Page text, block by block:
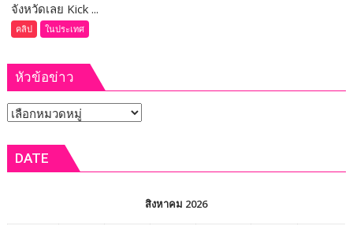
Off
จังหวัดเลย Kick ...
คลิป ในประเทศ
หัวข้อข่าว
หัวข้อ
DATE
สิงหาคม 2026